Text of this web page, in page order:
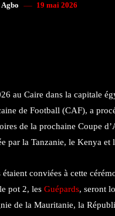
19 mai 2026
au Caire dans la capitale
de Football (CAF), a
de la prochaine Coupe
par la Tanzanie, le Kenya et
conviées à cette
pot 2, les Guépards, seront
de la Mauritanie, la